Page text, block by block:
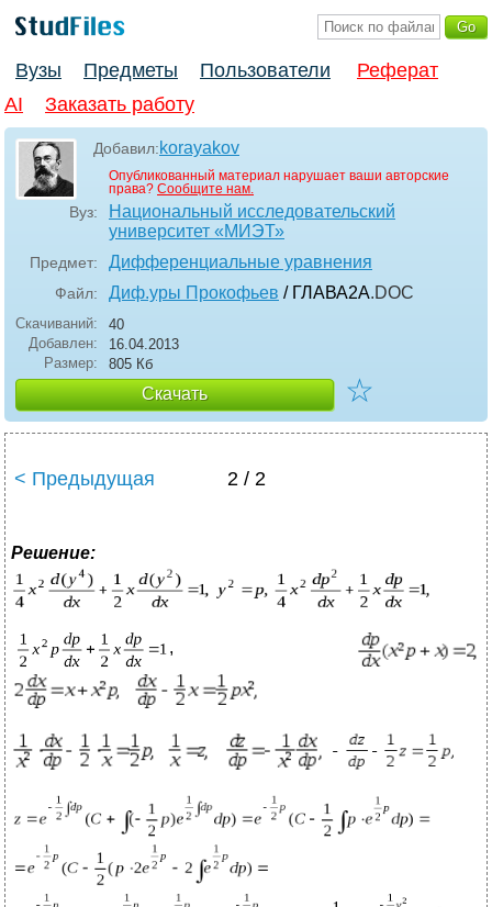
Вузы Предметы Пользователи
Реферат
AI
Заказать работу
Добавил:korayakov
Опубликованный материал нарушает ваши авторские
права? Сообщите нам.
Вуз:
Национальный исследовательский
университет «МИЭТ»
Предмет: Дифференциальные уравнения
Файл: Диф.уры Прокофьев / ГЛАВА2А.DOC
Скачиваний:
40
Добавлен:
16.04.2013
Размер:
805 Кб
Скачать ☆
< Предыдущая 2 / 2
Решение:
,